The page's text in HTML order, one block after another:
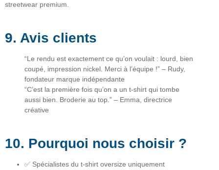
streetwear premium.
9. Avis clients
“Le rendu est exactement ce qu’on voulait : lourd, bien
coupé, impression nickel. Merci à l’équipe !” – Rudy,
fondateur marque indépendante
“C’est la première fois qu’on a un t-shirt qui tombe
aussi bien. Broderie au top.” – Emma, directrice
créative
10. Pourquoi nous choisir ?
✅ Spécialistes du t-shirt oversize uniquement